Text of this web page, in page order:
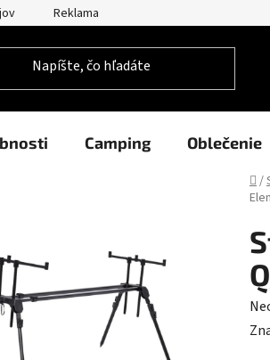
Reklamačný poriadok
Camping Oblečenie
/